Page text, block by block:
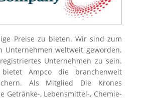
Preise zu bieten. Wir sind zum
Unternehmen weltweit geworden.
Unternehmen zu sein.
Ampco die branchenweit
Als Mitglied Die Krones
Getränke-, Lebensmittel-, Chemie-